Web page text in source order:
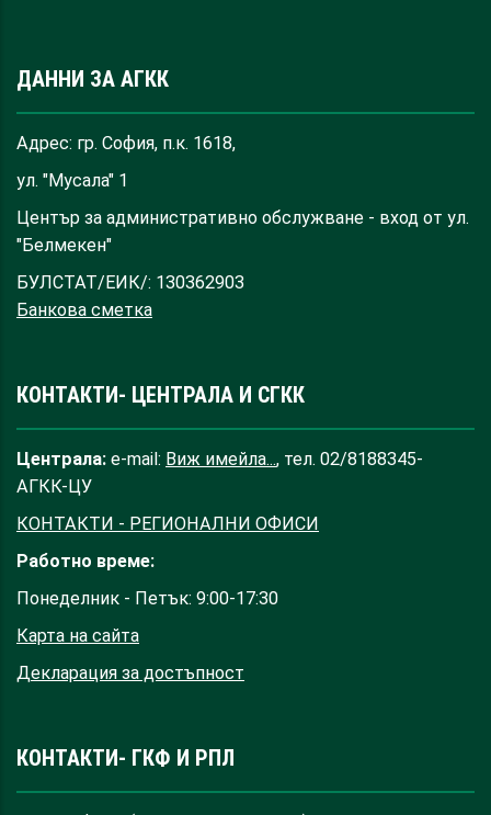
ДАННИ ЗА АГКК
Адрес: гр. София, п.к. 1618,
ул. "Мусала" 1
Център за административно обслужване - вход от ул.
"Белмекен"
БУЛСТАТ/ЕИК/: 130362903
Банкова сметка
КОНТАКТИ- ЦЕНТРАЛА И СГКК
Централа: e-mail: Виж имейла..., тел. 02/8188345-
АГКК-ЦУ
КОНТАКТИ - РЕГИОНАЛНИ ОФИСИ
Работно време:
Понеделник - Петък: 9:00-17:30
Карта на сайта
Декларация за достъпност
КОНТАКТИ- ГКФ И РПЛ